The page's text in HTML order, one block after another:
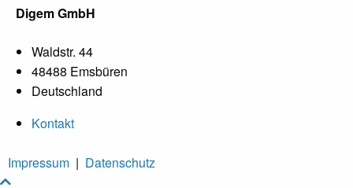
Digem GmbH
Waldstr. 44
48488 Emsbüren
Deutschland
Kontakt
Impressum | Datenschutz